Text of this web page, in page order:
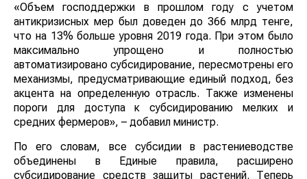
«Объем господдержки в прошлом году с учетом
антикризисных мер был доведен до 366 млрд тенге,
что на 13% больше уровня 2019 года. При этом было
максимально упрощено и полностью
автоматизировано субсидирование, пересмотрены его
механизмы, предусматривающие единый подход, без
акцента на определенную отрасль. Также изменены
пороги для доступа к субсидированию мелких и
средних фермеров», – добавил министр.
По его словам, все субсидии в растениеводстве
объединены в Единые правила, расширено
субсидирование средств защиты растений. Теперь